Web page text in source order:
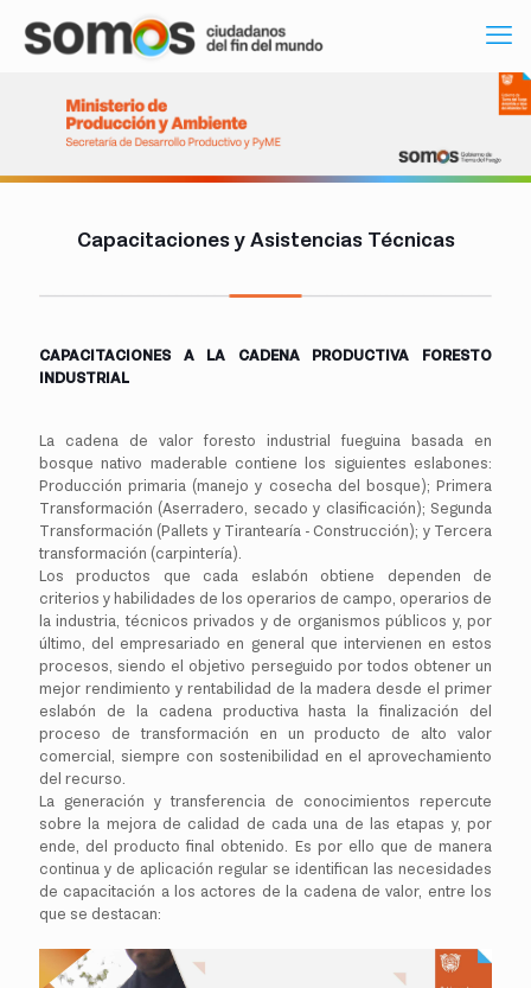
Capacitaciones y Asistencias Técnicas
CAPACITACIONES A LA CADENA PRODUCTIVA FORESTO
INDUSTRIAL
La cadena de valor foresto industrial fueguina basada en
bosque nativo maderable contiene los siguientes eslabones:
Producción primaria (manejo y cosecha del bosque); Primera
Transformación (Aserradero, secado y clasificación); Segunda
Transformación (Pallets y Tirantearía - Construcción); y Tercera
transformación (carpintería).
Los productos que cada eslabón obtiene dependen de
criterios y habilidades de los operarios de campo, operarios de
la industria, técnicos privados y de organismos públicos y, por
último, del empresariado en general que intervienen en estos
procesos, siendo el objetivo perseguido por todos obtener un
mejor rendimiento y rentabilidad de la madera desde el primer
eslabón de la cadena productiva hasta la finalización del
proceso de transformación en un producto de alto valor
comercial, siempre con sostenibilidad en el aprovechamiento
del recurso.
La generación y transferencia de conocimientos repercute
sobre la mejora de calidad de cada una de las etapas y, por
ende, del producto final obtenido. Es por ello que de manera
continua y de aplicación regular se identifican las necesidades
de capacitación a los actores de la cadena de valor, entre los
que se destacan: